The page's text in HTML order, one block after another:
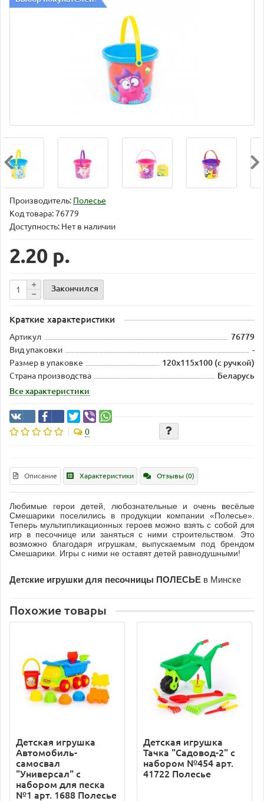
Производитель: Полесье
Код товара:76779
Доступность: Нет в наличии
2.20 р.
Закончился
Краткие характеристики
Артикул
76779
Вид упаковки
-
Размер в упаковке
120х115х100 (с ручкой)
Страна производства
Беларусь
Все характеристики
0
Описание Характеристики Отзывы (0)
Любимые герои детей, любознательные и очень весёлые
Смешарики поселились в продукции компании «Полесье».
Теперь мультипликационных героев можно взять с собой для
игр в песочнице или заняться с ними строительством. Это
возможно благодаря игрушкам, выпускаемым под брендом
Смешарики. Игры с ними не оставят детей равнодушными!
Детские игрушки для песочницы ПОЛЕСЬЕ в Минске
Похожие товары
Детская игрушка
Автомобиль-
самосвал
"Универсал" с
набором для песка
№1 арт. 1688 Полесье
Детская игрушка
Тачка "Садовод-2" с
набором №454 арт.
41722 Полесье